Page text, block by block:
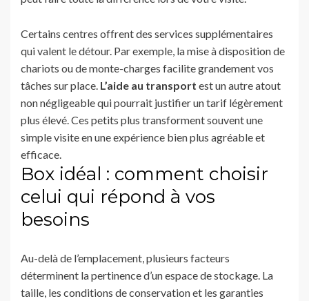
Certains centres offrent des services supplémentaires
qui valent le détour. Par exemple, la mise à disposition de
chariots ou de monte-charges facilite grandement vos
tâches sur place. L’aide au transport est un autre atout
non négligeable qui pourrait justifier un tarif légèrement
plus élevé. Ces petits plus transforment souvent une
simple visite en une expérience bien plus agréable et
efficace.
Box idéal : comment choisir
celui qui répond à vos
besoins
Au-delà de l’emplacement, plusieurs facteurs
déterminent la pertinence d’un espace de stockage. La
taille, les conditions de conservation et les garanties